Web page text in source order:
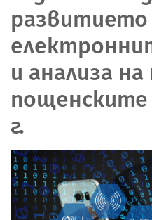
развитието
и анализа на
пощенските
г.